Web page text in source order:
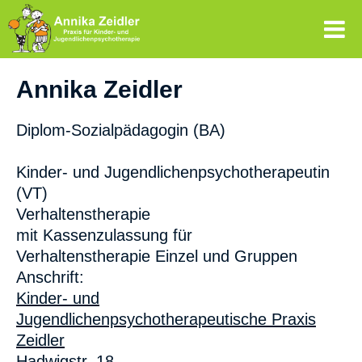
Annika Zeidler
Diplom-Sozialpädagogin (BA)
Kinder- und Jugendlichenpsychotherapeutin
(VT)
Verhaltenstherapie
mit Kassenzulassung für
Verhaltenstherapie Einzel und Gruppen
Anschrift:
Kinder- und
Jugendlichenpsychotherapeutische Praxis
Zeidler